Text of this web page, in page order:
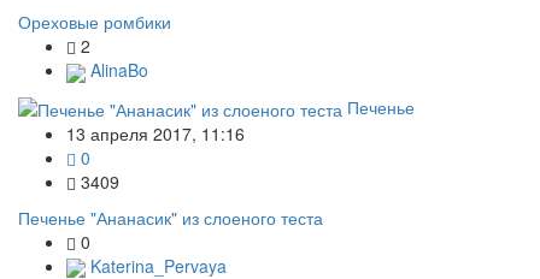
Ореховые ромбики
2
AlinaBo
Печенье
13 апреля 2017, 11:16
0
3409
Печенье "Ананасик" из слоеного теста
0
Katerina_Pervaya